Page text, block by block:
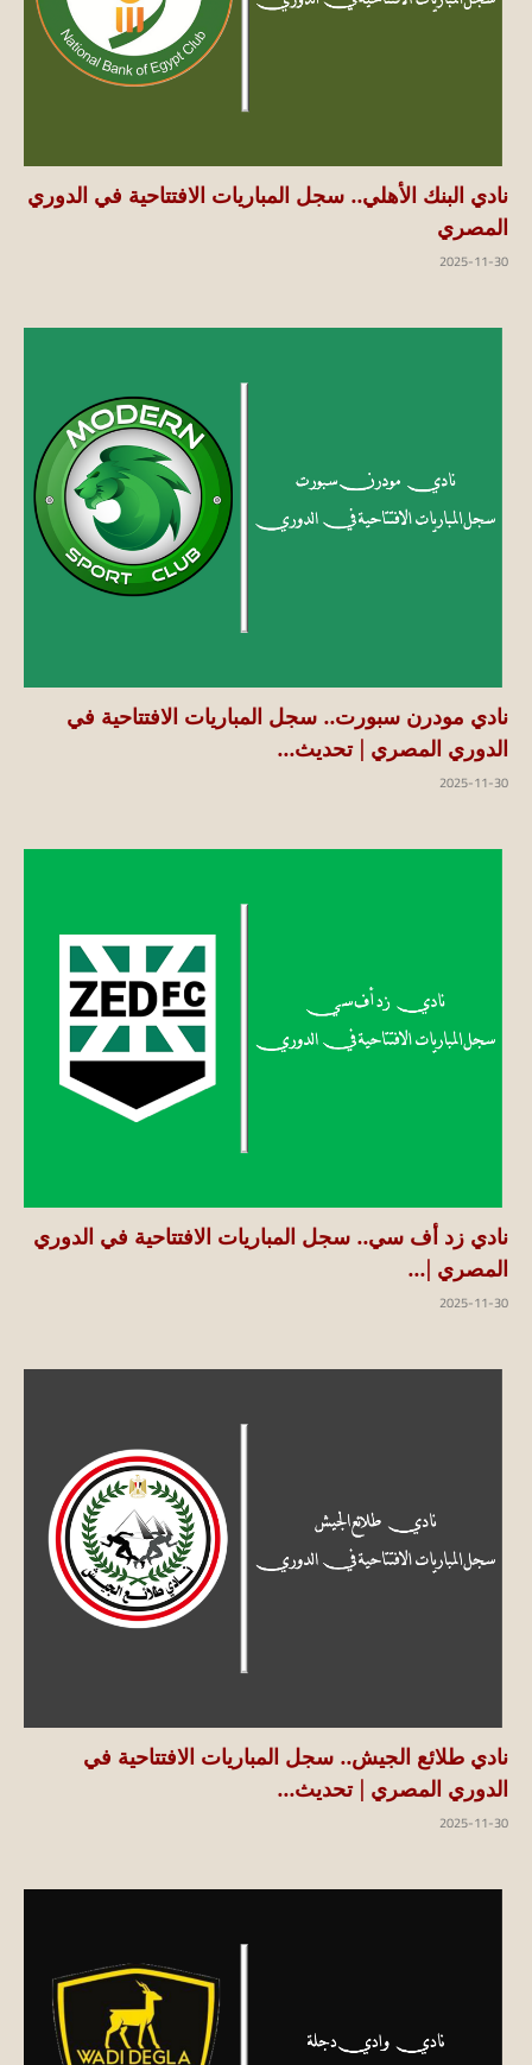
نادي البنك الأهلي.. سجل المباريات الافتتاحية في الدوري
المصري
2025-11-30
نادي مودرن سبورت.. سجل المباريات الافتتاحية في
الدوري المصري | تحديث...
2025-11-30
نادي زد أف سي.. سجل المباريات الافتتاحية في الدوري
المصري |...
2025-11-30
نادي طلائع الجيش.. سجل المباريات الافتتاحية في
الدوري المصري | تحديث...
2025-11-30